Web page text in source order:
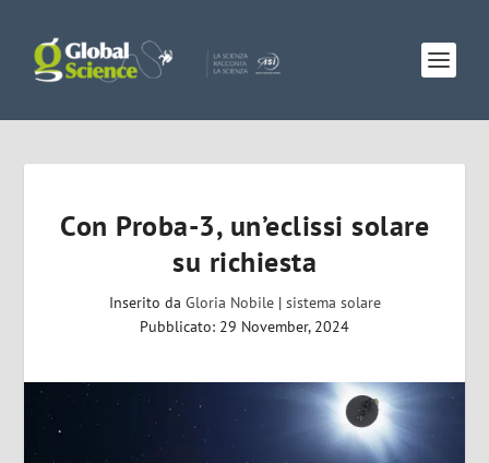
Con Proba-3, un’eclissi solare
su richiesta
Inserito da Gloria Nobile| sistema solare
Pubblicato: 29 November, 2024